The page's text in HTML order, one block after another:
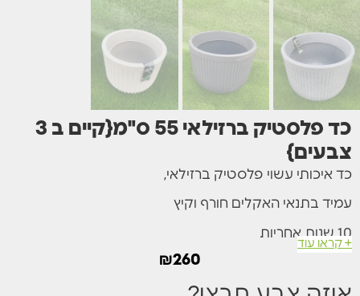
כד פלסטיק ברזילאי 55 ס"מ{קיים ב 3
צבעים}
כד איכותי עשוי פלסטיק ברזילאי,
עמיד בתנאי האקלים חורף וקיץ
10 שנות אחריות
מתאים לשתילה של כל סוגי הצמחים
גובה 55*42 ס"מ
+ קראו עוד
₪260